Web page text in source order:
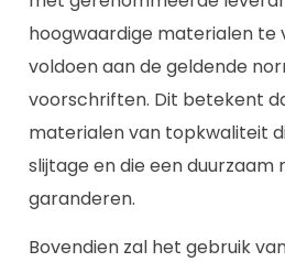
hoogwaardige materialen te
voldoen aan de geldende
voorschriften. Dit betekent
materialen van topkwaliteit
slijtage en die een duurzaam
garanderen.
Bovendien zal het gebruik